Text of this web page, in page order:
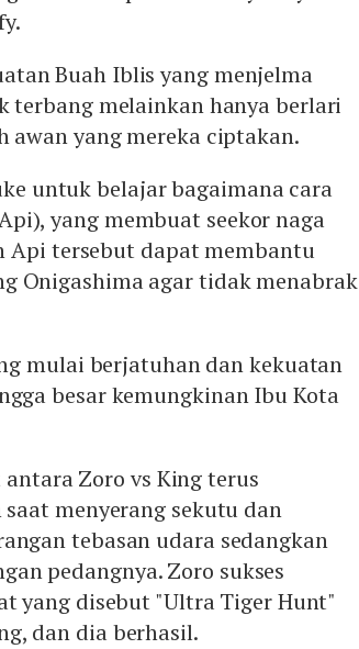
Buah Iblis yang menjelma
terbang melainkan hanya berlari
yang mereka ciptakan.
untuk belajar bagaimana cara
yang membuat seekor naga
Api tersebut dapat membantu
Onigashima agar tidak menabrak
mulai berjatuhan dan kekuatan
besar kemungkinan Ibu Kota
Zoro vs King terus
menyerang sekutu dan
tebasan udara sedangkan
pedangnya. Zoro sukses
yang disebut "Ultra Tiger Hunt"
dan dia berhasil.